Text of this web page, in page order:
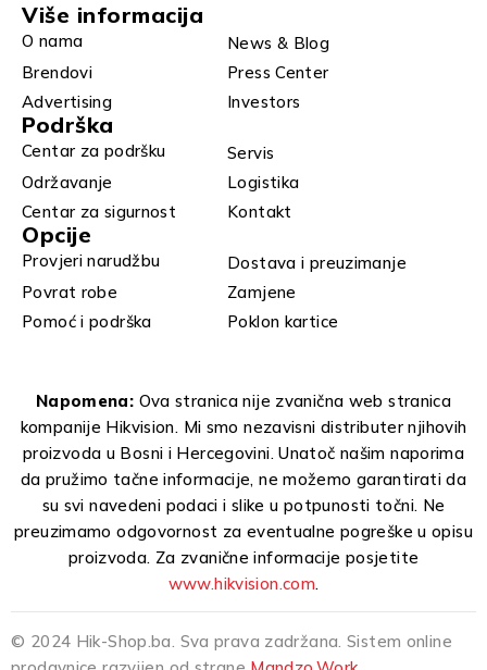
Više informacija
O nama
News & Blog
Brendovi
Press Center
Advertising
Investors
Podrška
Centar za podršku
Servis
Održavanje
Logistika
Centar za sigurnost
Kontakt
Opcije
Provjeri narudžbu
Dostava i preuzimanje
Povrat robe
Zamjene
Pomoć i podrška
Poklon kartice
Napomena: Ova stranica nije zvanična web stranica
kompanije Hikvision. Mi smo nezavisni distributer njihovih
proizvoda u Bosni i Hercegovini. Unatoč našim naporima
da pružimo tačne informacije, ne možemo garantirati da
su svi navedeni podaci i slike u potpunosti točni. Ne
preuzimamo odgovornost za eventualne pogreške u opisu
proizvoda. Za zvanične informacije posjetite
www.hikvision.com.
© 2024 Hik-Shop.ba. Sva prava zadržana. Sistem online